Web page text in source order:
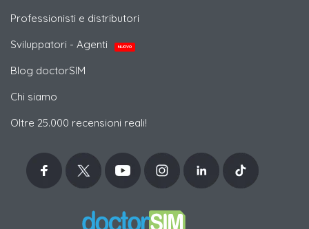
Professionisti e distributori
Sviluppatori - Agenti
NUOVO
Blog doctorSIM
Chi siamo
Oltre 25.000 recensioni reali!